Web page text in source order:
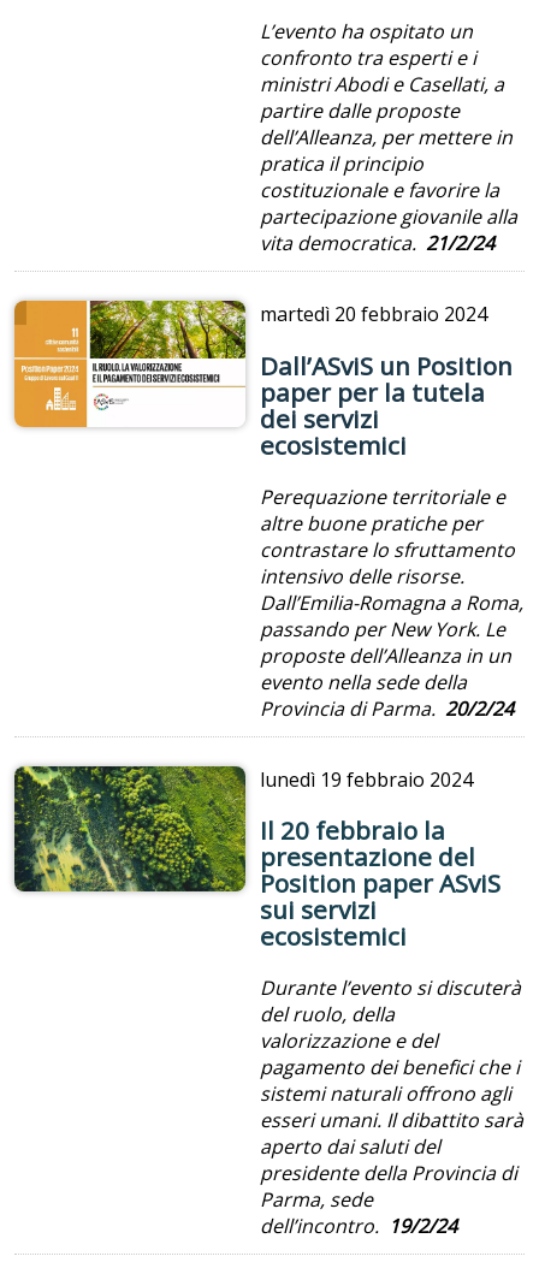
L’evento ha ospitato un
confronto tra esperti e i
ministri Abodi e Casellati, a
partire dalle proposte
dell’Alleanza, per mettere in
pratica il principio
costituzionale e favorire la
partecipazione giovanile alla
vita democratica. 21/2/24
martedì 20 febbraio 2024
Dall’ASviS un Position
paper per la tutela
dei servizi
ecosistemici
Perequazione territoriale e
altre buone pratiche per
contrastare lo sfruttamento
intensivo delle risorse.
Dall’Emilia-Romagna a Roma,
passando per New York. Le
proposte dell’Alleanza in un
evento nella sede della
Provincia di Parma. 20/2/24
lunedì 19 febbraio 2024
Il 20 febbraio la
presentazione del
Position paper ASviS
sui servizi
ecosistemici
Durante l’evento si discuterà
del ruolo, della
valorizzazione e del
pagamento dei benefici che i
sistemi naturali offrono agli
esseri umani. Il dibattito sarà
aperto dai saluti del
presidente della Provincia di
Parma, sede
dell’incontro. 19/2/24